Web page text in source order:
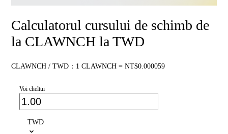
Calculatorul cursului de schimb de
la CLAWNCH la TWD
CLAWNCH / TWD：1 CLAWNCH = NT$0.000059
Voi cheltui
TWD